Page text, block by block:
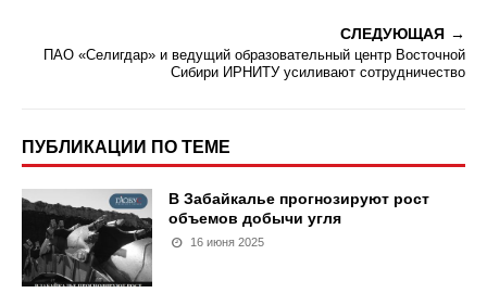
СЛЕДУЮЩАЯ
ПАО «Селигдар» и ведущий образовательный центр Восточной
Сибири ИРНИТУ усиливают сотрудничество
ПУБЛИКАЦИИ ПО ТЕМЕ
В Забайкалье прогнозируют рост
объемов добычи угля
16 июня 2025